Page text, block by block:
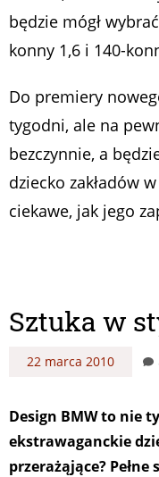
będzie mógł
konny 1,6 i 140-
Do premiery
tygodni, ale na
bezczynnie, a
dziecko zakładów
ciekawe, jak jego
Sztuka w
22 marca 2010
Design BMW to nie
ekstrawaganckie
przerażąjące?